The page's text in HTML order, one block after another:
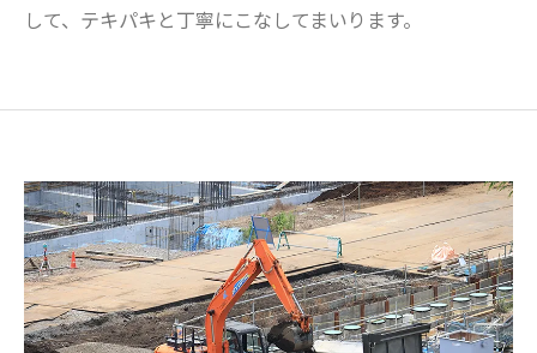
して、テキパキと丁寧にこなしてまいります。